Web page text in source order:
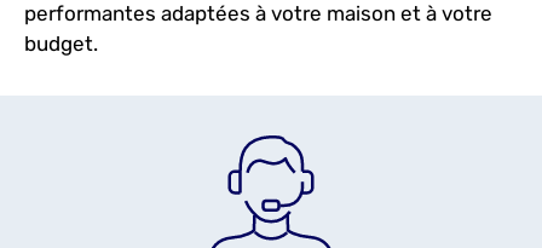
performantes adaptées à votre maison et à votre
budget.